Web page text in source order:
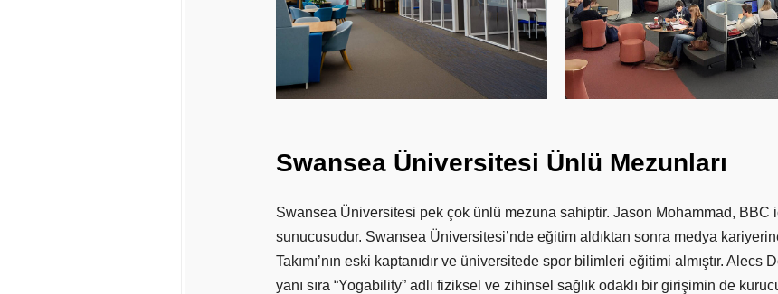
Swansea Üniversitesi Ünlü Mezunları
Swansea Üniversitesi pek çok ünlü mezuna sahiptir. Jason Mohammad, BBC
sunucusudur. Swansea Üniversitesi’nde eğitim aldıktan sonra medya
Takımı’nın eski kaptanıdır ve üniversitede spor bilimleri eğitimi almıştır.
yanı sıra “Yogability” adlı fiziksel ve zihinsel sağlık odaklı bir girişimin de